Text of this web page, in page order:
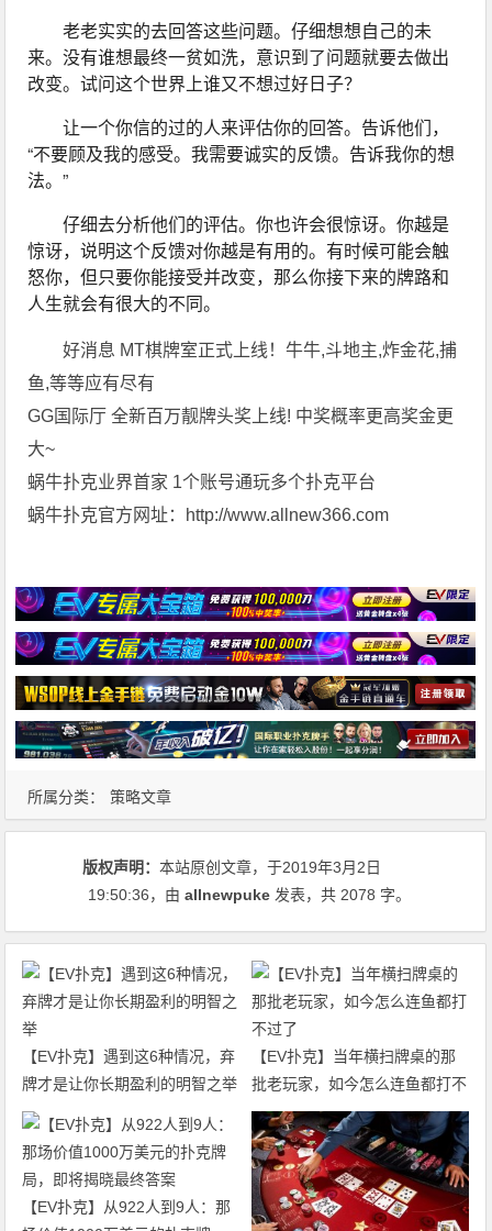
老老实实的去回答这些问题。仔细想想自己的未
来。没有谁想最终一贫如洗，意识到了问题就要去做出
改变。试问这个世界上谁又不想过好日子？
让一个你信的过的人来评估你的回答。告诉他们，
“不要顾及我的感受。我需要诚实的反馈。告诉我你的想
法。”
仔细去分析他们的评估。你也许会很惊讶。你越是
惊讶，说明这个反馈对你越是有用的。有时候可能会触
怒你，但只要你能接受并改变，那么你接下来的牌路和
人生就会有很大的不同。
好消息 MT棋牌室正式上线！牛牛,斗地主,炸金花,捕
鱼,等等应有尽有
GG国际厅 全新百万靓牌头奖上线! 中奖概率更高奖金更
大~
蜗牛扑克业界首家 1个账号通玩多个扑克平台
蜗牛扑克官方网址：http://www.allnew366.com
所属分类： 策略文章
版权声明：本站原创文章，于2019年3月2日
19:50:36，由allnewpuke 发表，共 2078 字。
【EV扑克】遇到这6种情况，弃
牌才是让你长期盈利的明智之举
【EV扑克】当年横扫牌桌的那
批老玩家，如今怎么连鱼都打不
过了
【EV扑克】从922人到9人：那